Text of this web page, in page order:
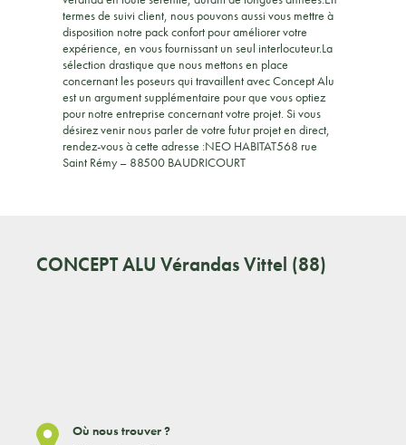
termes de suivi client, nous pouvons aussi vous mettre à
disposition notre pack confort pour améliorer votre
expérience, en vous fournissant un seul interlocuteur.La
sélection drastique que nous mettons en place
concernant les poseurs qui travaillent avec Concept Alu
est un argument supplémentaire pour que vous optiez
pour notre entreprise concernant votre projet. Si vous
désirez venir nous parler de votre futur projet en direct,
rendez-vous à cette adresse :NEO HABITAT568 rue
Saint Rémy – 88500 BAUDRICOURT
CONCEPT ALU Vérandas Vittel (88)
Où nous trouver ?